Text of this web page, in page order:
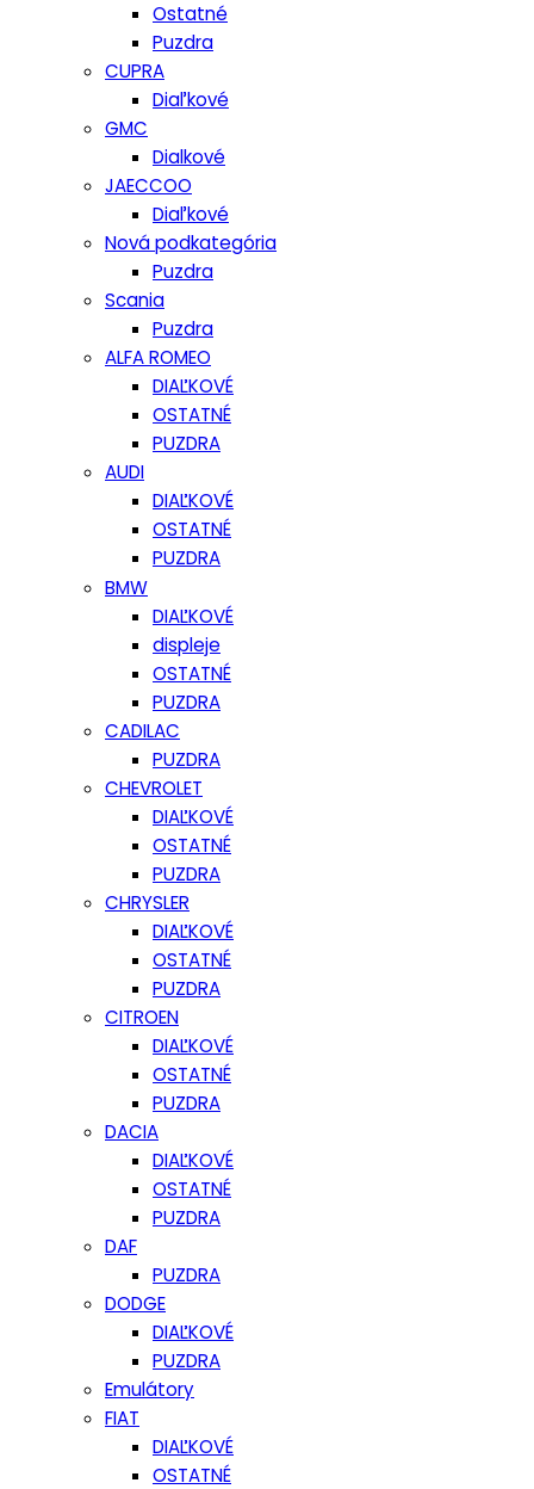
Ostatné
Puzdra
CUPRA
Diaľkové
GMC
Dialkové
JAECCOO
Diaľkové
Nová podkategória
Puzdra
Scania
Puzdra
ALFA ROMEO
DIAĽKOVÉ
OSTATNÉ
PUZDRA
AUDI
DIAĽKOVÉ
OSTATNÉ
PUZDRA
BMW
DIAĽKOVÉ
displeje
OSTATNÉ
PUZDRA
CADILAC
PUZDRA
CHEVROLET
DIAĽKOVÉ
OSTATNÉ
PUZDRA
CHRYSLER
DIAĽKOVÉ
OSTATNÉ
PUZDRA
CITROEN
DIAĽKOVÉ
OSTATNÉ
PUZDRA
DACIA
DIAĽKOVÉ
OSTATNÉ
PUZDRA
DAF
PUZDRA
DODGE
DIAĽKOVÉ
PUZDRA
Emulátory
FIAT
DIAĽKOVÉ
OSTATNÉ